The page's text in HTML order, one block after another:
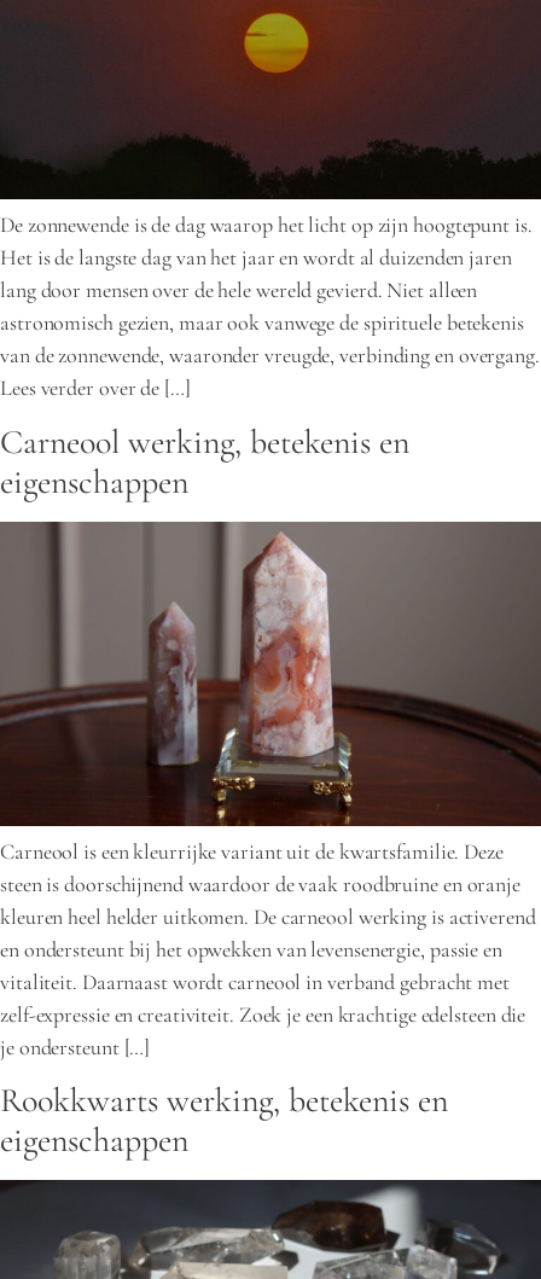
De zonnewende is de dag waarop het licht op zijn hoogtepunt is.
Het is de langste dag van het jaar en wordt al duizenden jaren
lang door mensen over de hele wereld gevierd. Niet alleen
astronomisch gezien, maar ook vanwege de spirituele betekenis
van de zonnewende, waaronder vreugde, verbinding en overgang.
Lees verder over de […]
Carneool werking, betekenis en
eigenschappen
Carneool is een kleurrijke variant uit de kwartsfamilie. Deze
steen is doorschijnend waardoor de vaak roodbruine en oranje
kleuren heel helder uitkomen. De carneool werking is activerend
en ondersteunt bij het opwekken van levensenergie, passie en
vitaliteit. Daarnaast wordt carneool in verband gebracht met
zelf-expressie en creativiteit. Zoek je een krachtige edelsteen die
je ondersteunt […]
Rookkwarts werking, betekenis en
eigenschappen